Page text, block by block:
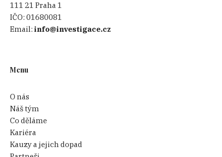
111 21 Praha 1
IČO:01680081
Email:info@investigace.cz
Menu
O nás
Náš tým
Co děláme
Kariéra
Kauzy a jejich dopad